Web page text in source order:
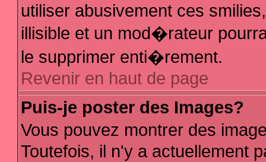
utiliser abusivement ces
illisible et un mod�rateur
le supprimer enti�rement.
Revenir en haut de page
Puis-je poster des Images?
Vous pouvez montrer des
Toutefois, il n'y a actuellement